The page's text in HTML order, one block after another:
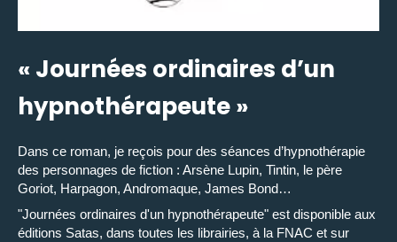
« Journées ordinaires d’un
hypnothérapeute »
Dans ce roman, je reçois pour des séances d’hypnothérapie
des personnages de fiction : Arsène Lupin, Tintin, le père
Goriot, Harpagon, Andromaque, James Bond…
"Journées ordinaires d'un hypnothérapeute" est disponible aux
éditions Satas, dans toutes les librairies, à la FNAC et sur